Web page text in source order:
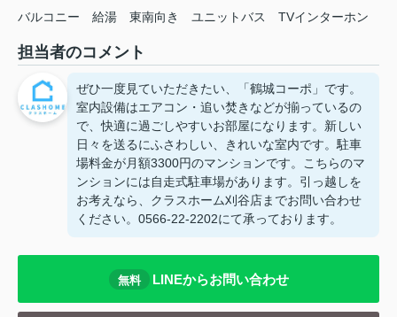
バルコニー 給湯 東南向き ユニットバス TVインターホン
担当者のコメント
ぜひ一度見ていただきたい、「鶴城コーポ」です。
室内設備はエアコン・追い焚きなどが揃っているの
で、快適に過ごしやすいお部屋になります。新しい
日々を送るにふさわしい、きれいな室内です。駐車
場料金が月額3300円のマンションです。こちらのマ
ンションには自走式駐車場があります。引っ越しを
お考えなら、クラスホーム刈谷店までお問い合わせ
ください。0566-22-2202にて承っております。
無料 LINEからお問い合わせ